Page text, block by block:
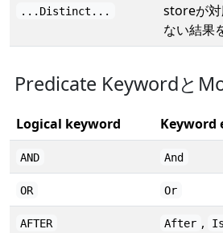
...Distinct...
storeが対
ない結果
Predicate Keywordと
Logical keyword Keyword
AND And
OR Or
AFTER After ,